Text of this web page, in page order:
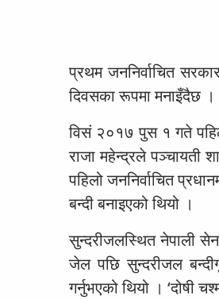
प्रथम जननिर्वाचित
दिवसका रूपमा मनाइँदैछ ।
विसं २०१७ पुस १ गते
राजा महेन्द्रले पञ्चायती
पहिलो जननिर्वाचित
बन्दी बनाइएको थियो ।
सुन्दरीजलस्थित नेपाली
जेल पछि सुन्दरीजल
गर्नुभएको थियो । ‘दोषी